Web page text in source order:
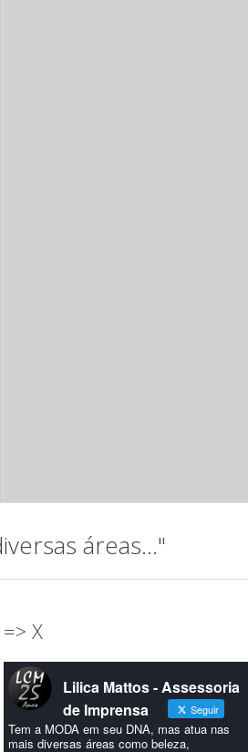
áreas..."
=> X
Lilica Mattos - Assessoria
de Imprensa
Seguir
Tem a MODA em seu DNA, mas atua nas
mais diversas áreas como beleza,